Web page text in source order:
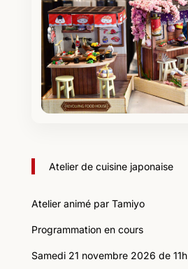
Atelier de cuisine japonaise
Atelier animé par Tamiyo
Programmation en cours
Samedi 21 novembre 2026 de